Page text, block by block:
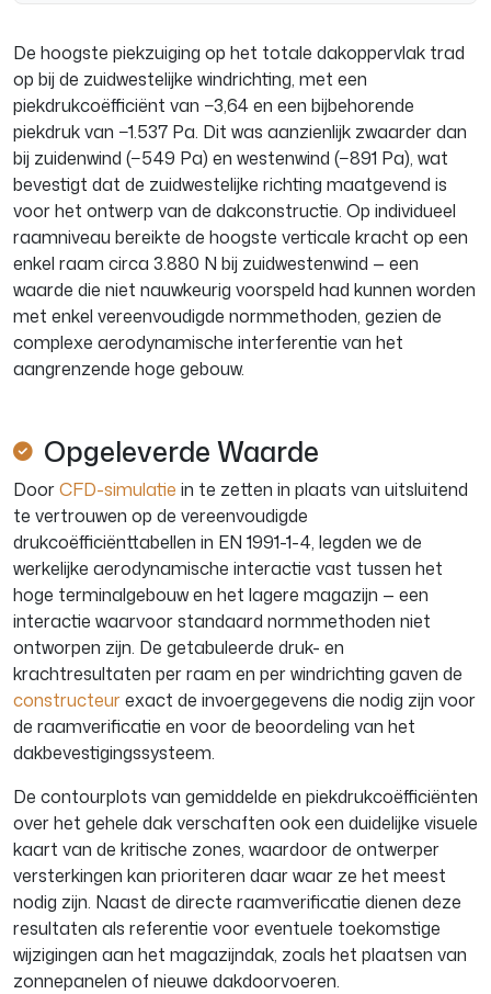
De hoogste piekzuiging op het totale dakoppervlak trad
op bij de zuidwestelijke windrichting, met een
piekdrukcoëfficiënt van −3,64 en een bijbehorende
piekdruk van −1.537 Pa. Dit was aanzienlijk zwaarder dan
bij zuidenwind (−549 Pa) en westenwind (−891 Pa), wat
bevestigt dat de zuidwestelijke richting maatgevend is
voor het ontwerp van de dakconstructie. Op individueel
raamniveau bereikte de hoogste verticale kracht op een
enkel raam circa 3.880 N bij zuidwestenwind — een
waarde die niet nauwkeurig voorspeld had kunnen worden
met enkel vereenvoudigde normmethoden, gezien de
complexe aerodynamische interferentie van het
aangrenzende hoge gebouw.
Opgeleverde Waarde
DoorCFD-simulatie in te zetten in plaats van uitsluitend
te vertrouwen op de vereenvoudigde
drukcoëfficiënttabellen in EN 1991-1-4, legden we de
werkelijke aerodynamische interactie vast tussen het
hoge terminalgebouw en het lagere magazijn — een
interactie waarvoor standaard normmethoden niet
ontworpen zijn. De getabuleerde druk- en
krachtresultaten per raam en per windrichting gaven de
constructeurexact de invoergegevens die nodig zijn voor
de raamverificatie en voor de beoordeling van het
dakbevestigingssysteem.
De contourplots van gemiddelde en piekdrukcoëfficiënten
over het gehele dak verschaften ook een duidelijke visuele
kaart van de kritische zones, waardoor de ontwerper
versterkingen kan prioriteren daar waar ze het meest
nodig zijn. Naast de directe raamverificatie dienen deze
resultaten als referentie voor eventuele toekomstige
wijzigingen aan het magazijndak, zoals het plaatsen van
zonnepanelen of nieuwe dakdoorvoeren.